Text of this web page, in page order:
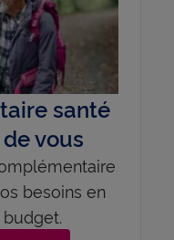
santé
vous
besoins en